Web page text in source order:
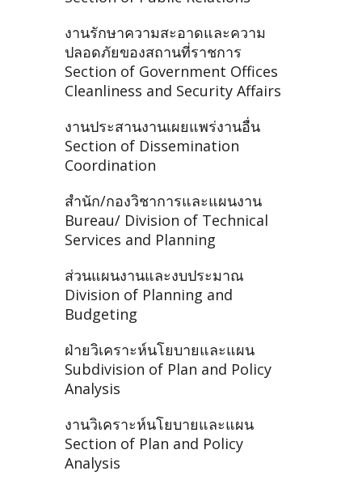
งานรักษาความสะอาดและความ
ปลอดภัยของสถานที่ราชการ
Section of Government Offices
Cleanliness and Security Affairs
งานประสานงานเผยแพร่งานอื่น
Section of Dissemination
Coordination
สำนัก/กองวิชาการและแผนงาน
Bureau/ Division of Technical
Services and Planning
ส่วนแผนงานและงบประมาณ
Division of Planning and
Budgeting
ฝ่ายวิเคราะห์นโยบายและแผน
Subdivision of Plan and Policy
Analysis
งานวิเคราะห์นโยบายและแผน
Section of Plan and Policy
Analysis